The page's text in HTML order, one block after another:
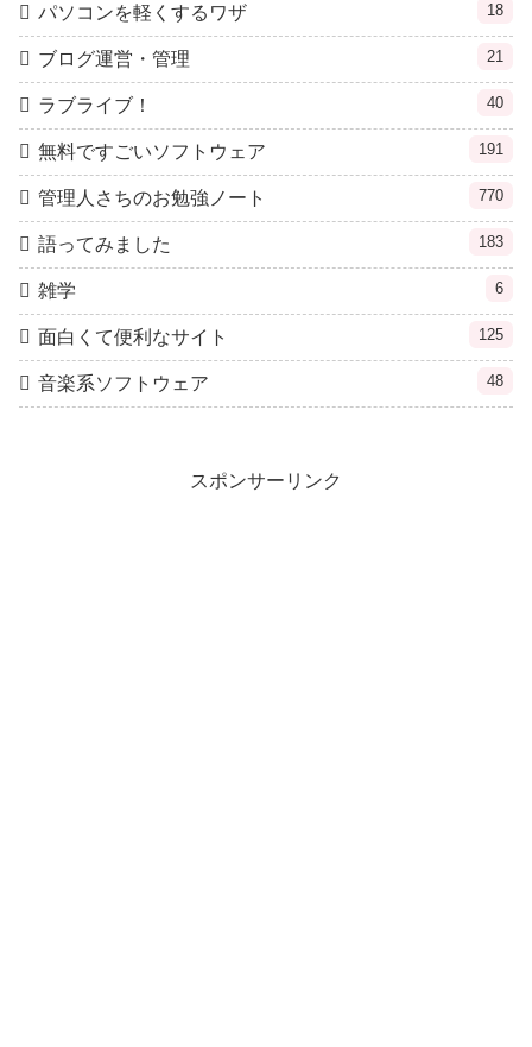
パソコンを軽くするワザ 18
ブログ運営・管理 21
ラブライブ！ 40
無料ですごいソフトウェア 191
管理人さちのお勉強ノート 770
語ってみました 183
雑学 6
面白くて便利なサイト 125
音楽系ソフトウェア 48
スポンサーリンク